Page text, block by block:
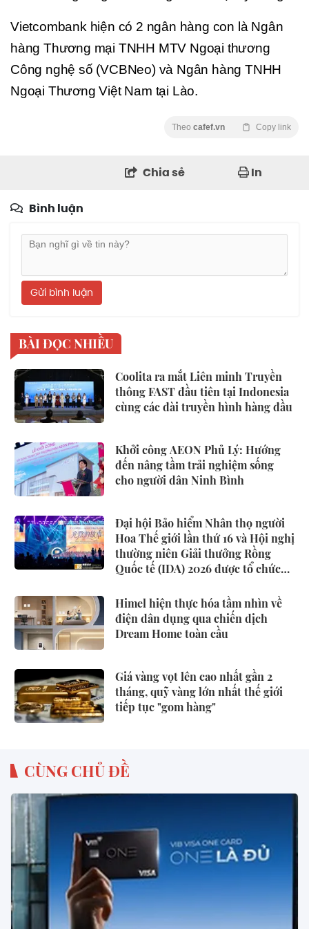
Vietcombank hiện có 2 ngân hàng con là Ngân
hàng Thương mại TNHH MTV Ngoại thương
Công nghệ số (VCBNeo) và Ngân hàng TNHH
Ngoại Thương Việt Nam tại Lào.
Theo cafef.vn Copy link
Chia sẻ In
Bình luận
Gửi bình luận
BÀI ĐỌC NHIỀU
Coolita ra mắt Liên minh Truyền
thông FAST đầu tiên tại Indonesia
cùng các đài truyền hình hàng đầu
Khởi công AEON Phủ Lý: Hướng
đến nâng tầm trải nghiệm sống
cho người dân Ninh Bình
Đại hội Bảo hiểm Nhân thọ người
Hoa Thế giới lần thứ 16 và Hội nghị
thường niên Giải thưởng Rồng
Quốc tế (IDA) 2026 được tổ chức
Himel hiện thực hóa tầm nhìn về
điện dân dụng qua chiến dịch
Dream Home toàn cầu
Giá vàng vọt lên cao nhất gần 2
tháng, quỹ vàng lớn nhất thế giới
tiếp tục "gom hàng"
CÙNG CHỦ ĐỀ